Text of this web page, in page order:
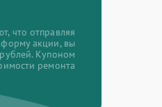
что отправляя
акции, вы
Купоном
ремонта